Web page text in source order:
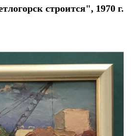
строится", 1970 г.